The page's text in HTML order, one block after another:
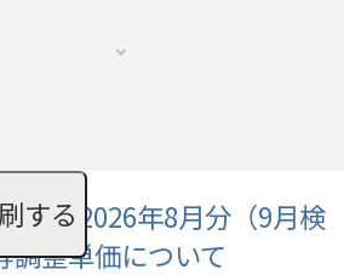
力】2026年8月分（9月検
調整単価について
する